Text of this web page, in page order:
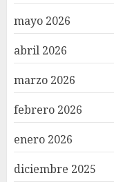
mayo 2026
abril 2026
marzo 2026
febrero 2026
enero 2026
diciembre 2025